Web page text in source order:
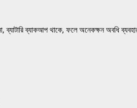
ব্যাকআপ থাকে, ফলে অনেকক্ষন অবধি